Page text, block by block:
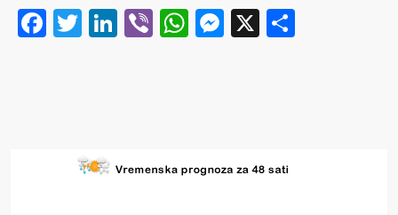
Facebook
Twitter
LinkedIn
ViberWhatsApp
Messenger
X